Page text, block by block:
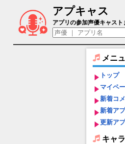
アプキャス
双皮ミルク（声優
アプリの参加声優キャスト
メニ
トップ
マイペ
新着コ
新着ア
更新ア
キャ